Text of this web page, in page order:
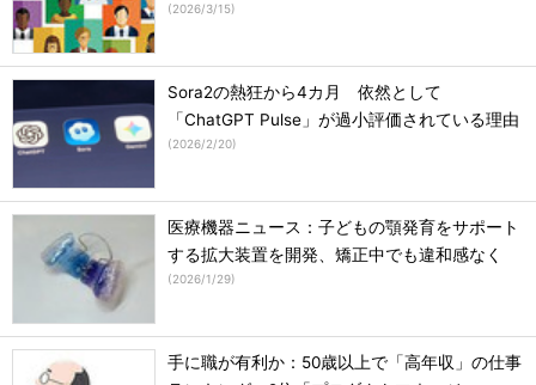
(2026/3/15)
Sora2の熱狂から4カ月 依然として
「ChatGPT Pulse」が過小評価されている理由
(2026/2/20)
医療機器ニュース：子どもの顎発育をサポート
する拡大装置を開発、矯正中でも違和感なく
(2026/1/29)
手に職が有利か：50歳以上で「高年収」の仕事